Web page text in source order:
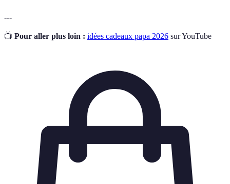
---
📺 Pour aller plus loin : idées cadeaux papa 2026 sur YouTube